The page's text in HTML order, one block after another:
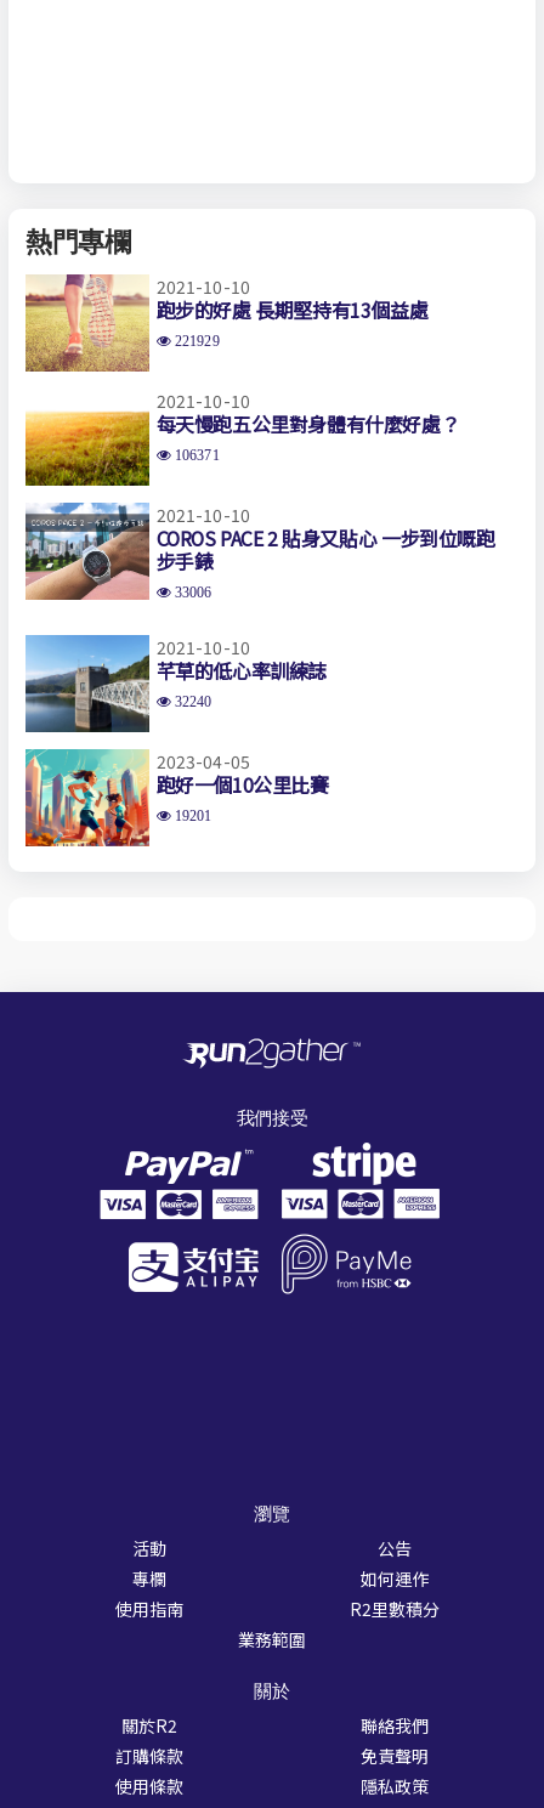
熱門專欄
2021-10-10
跑步的好處 長期堅持有13個益處
221929
2021-10-10
每天慢跑五公里對身體有什麼好處？
106371
2021-10-10
COROS PACE 2 貼身又貼心 一步到位嘅跑
步手錶
33006
2021-10-10
芊草的低心率訓練誌
32240
2023-04-05
跑好一個10公里比賽
19201
我們接受
瀏覽
活動
公告
專欄
如何運作
使用指南
R2里數積分
業務範圍
關於
關於R2
聯絡我們
訂購條款
免責聲明
使用條款
隱私政策